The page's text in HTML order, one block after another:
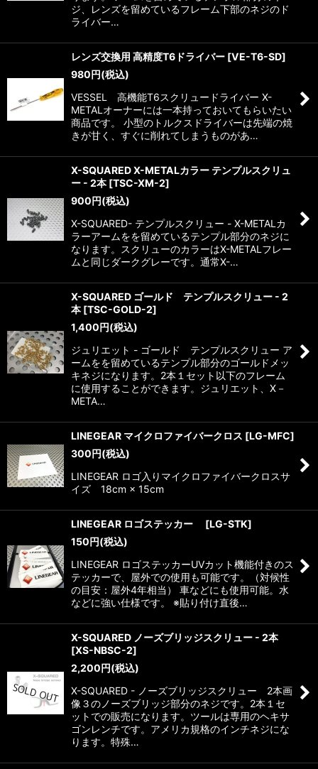
ジ、レンズを留めているフレーム下部のネジのド
ライバー…
レンズ交換用 高精度T6ドライバー [VE-T6-SD]
980円(税込)
VESSEL 高機能T6スクリュードライバー X-
METALオーナーには一本持っておいてもらいたい
商品です。 小型のトルクスドライバーは先端の焼
きが甘く、すぐに削れてしまうものがあ…
X-SQUARED X-METALカラー テンプルスクリュ
ー - 2本 [TSC-XM-2]
900円(税込)
X-SQUARED- テンプルスクリュー - X-METALカ
ラーアームをを留めているテンプル部分のネジに
なります。スクリューのカラーはX-METALフレー
ムと同じダークグレーです。通常X-…
X-SQUARED ゴールド テンプルスクリュー - 2
本 [TSC-GOLD-2]
1,400円(税込)
ジュリエット - ゴールド テンプルスクリュー ア
ームをを留めているテンプル部分のゴールドメッ
キネジになります。2本１セット以下のフレーム
に使用することができます。ジュリエット、X－
META…
LINEGEAR マイクロファイバークロス [LG-MFC]
300円(税込)
LINEGEAR ロゴ入りマイクロファイバークロスサ
イズ 18cm × 15cm
LINEGEAR ロゴステッカー [LG-STK]
150円(税込)
LINEGEAR ロゴステッカーUVカット機能付きのス
テッカーで、屋外での使用も可能です。（対候性
の目安：屋外4年相当） 車などにも使用可能。水
などに強い仕様です。 ※貼り付け直後…
X-SQUARED ノーズブリッジスクリュー - 2本
[XS-NBSC-2]
2,200円(税込)
X-SQUARED - ノーズブリッジスクリュー 2本画
像３のノーズブリッジ部分のネジです。2本１セ
ットでの販売になります。ツールは専用のヘキサ
ゴンレンチです。アメリカ規格のインチネジにな
ります。特殊…